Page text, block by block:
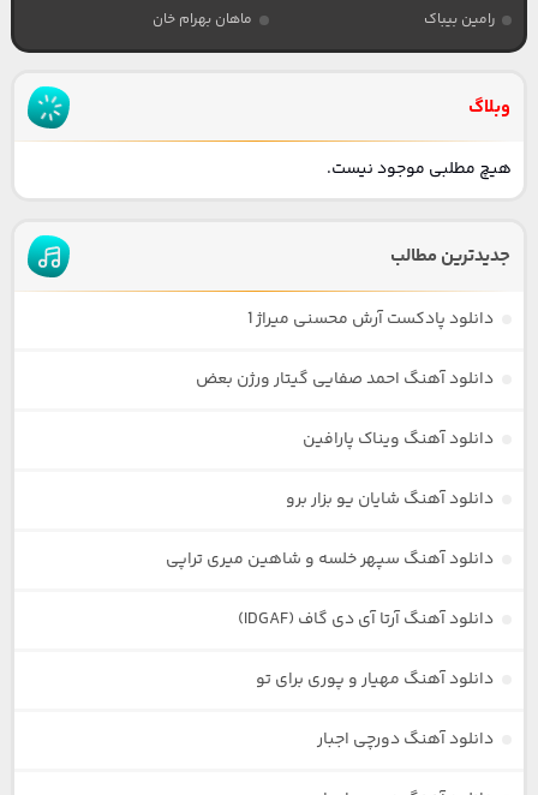
رامین بیباک
ماهان بهرام خان
وبلاگ
هیچ مطلبی موجود نیست.
جدیدترین مطالب
دانلود پادکست آرش محسنی میراژ 1
دانلود آهنگ احمد صفایی گیتار ورژن بعض
دانلود آهنگ ویناک پارافین
دانلود آهنگ شایان یو بزار برو
دانلود آهنگ سپهر خلسه و شاهین میری تراپی
دانلود آهنگ آرتا آی دی گاف (IDGAF)
دانلود آهنگ مهیار و پوری برای تو
دانلود آهنگ دورچی اجبار